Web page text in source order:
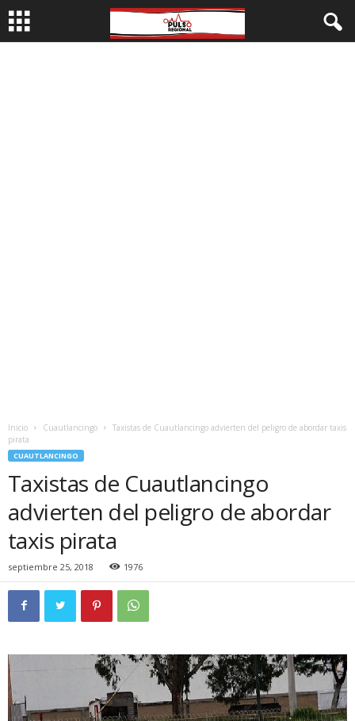
Inicio Cuautlancingo
Taxistas de Cuautlancingo advierten del peligro de abordar taxis
pirata
CUAUTLANCINGO
Taxistas de Cuautlancingo
advierten del peligro de abordar
taxis pirata
septiembre 25, 2018 1976